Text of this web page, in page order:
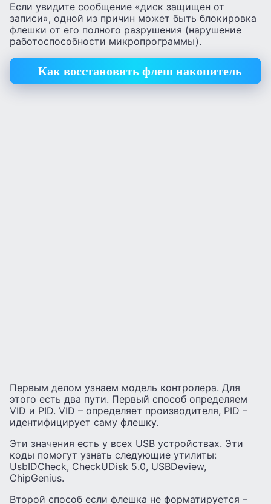
Если увидите сообщение «диск защищен от
записи», одной из причин может быть блокировка
флешки от его полного разрушения (нарушение
работоспособности микропрограммы).
Как восстановить флеш накопитель
Первым делом узнаем модель контролера. Для
этого есть два пути. Первый способ определяем
VID и PID. VID – определяет производителя, PID –
идентифицирует саму флешку.
Эти значения есть у всех USB устройствах. Эти
коды помогут узнать следующие утилиты:
UsbIDCheck, CheckUDisk 5.0, USBDeview,
ChipGenius.
Второй способ если флешка не форматируется –